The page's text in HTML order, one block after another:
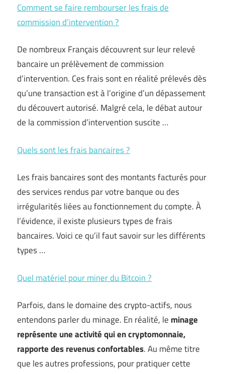
Comment se faire rembourser les frais de
commission d’intervention ?
De nombreux Français découvrent sur leur relevé
bancaire un prélèvement de commission
d’intervention. Ces frais sont en réalité prélevés dès
qu’une transaction est à l’origine d’un dépassement
du découvert autorisé. Malgré cela, le débat autour
de la commission d’intervention suscite …
Quels sont les frais bancaires ?
Les frais bancaires sont des montants facturés pour
des services rendus par votre banque ou des
irrégularités liées au fonctionnement du compte. À
l’évidence, il existe plusieurs types de frais
bancaires. Voici ce qu’il faut savoir sur les différents
types …
Quel matériel pour miner du Bitcoin ?
Parfois, dans le domaine des crypto-actifs, nous
entendons parler du minage. En réalité, le minage
représente une activité qui en cryptomonnaie,
rapporte des revenus confortables. Au même titre
que les autres professions, pour pratiquer cette